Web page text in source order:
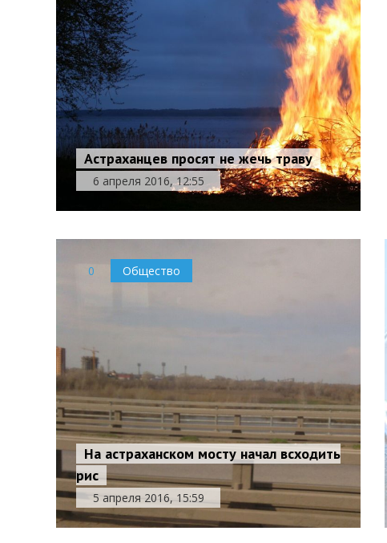
Астраханцев просят не жечь траву
6 апреля 2016, 12:55
0 Общество
На астраханском мосту начал всходить
рис
5 апреля 2016, 15:59